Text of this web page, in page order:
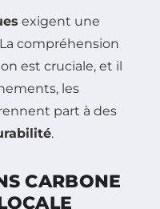
exigent une
compréhension
est cruciale, et il
les
part à des
.
CARBONE